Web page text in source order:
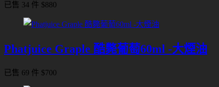
已售 34 件 $880
Phatjuice Graple 酷斃葡萄60ml -大煙油
已售 69 件 $700